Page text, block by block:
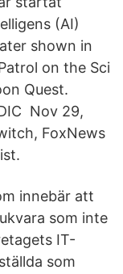
(AI)
shown in
on the Sci
Quest.
Nov 29,
FoxNews
innebär att
som inte
IT-
som